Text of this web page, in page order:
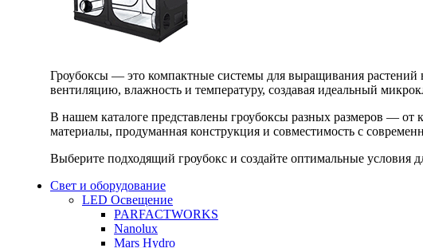
Гроубоксы — это компактные системы для выращивания растений
вентиляцию, влажность и температуру, создавая идеальный
В нашем каталоге представлены гроубоксы разных размеров —
материалы, продуманная конструкция и совместимость с
Выберите подходящий гроубокс и создайте оптимальные условия
Свет и оборудование
LED Освещение
PARFACTWORKS
Nanolux
Mars Hydro